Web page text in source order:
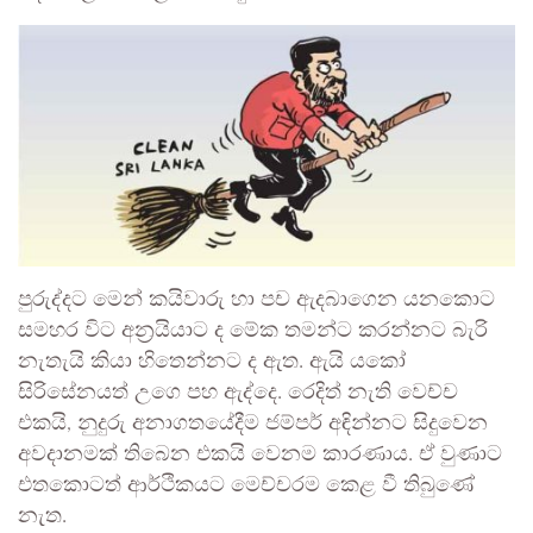
පුරුද්දට මෙන් කයිවාරු හා පච ඇදබාගෙන යනකොට
සමහර විට අන්‍රයියාට ද මේක තමන්ට කරන්නට බැරි
නැතැයි කියා හිතෙන්නට ද ඇත. ඇයි යකෝ
සිරිසේනයත් උගෙ පහ ඇද්දෙ. රෙදිත් නැති වෙච්ච
එකයි, නුදුරු අනාගතයේදීම ජම්පර් අඳින්නට සිදුවෙන
අවදානමක් තිබෙන එකයි වෙනම කාරණාය. ඒ වුණාට
එතකොටත් ආර්ථිකයට මෙච්චරම කෙළ වී තිබුණේ
නැත.